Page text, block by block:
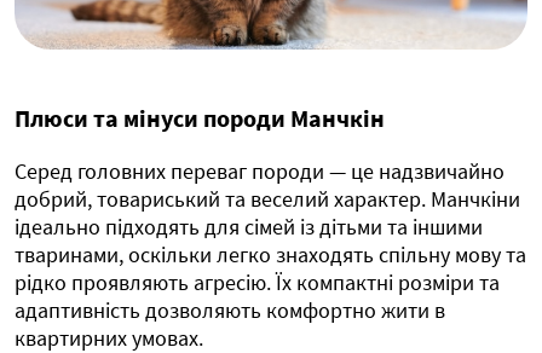
Плюси та мінуси породи Манчкін
Серед головних переваг породи — це надзвичайно
добрий, товариський та веселий характер. Манчкіни
ідеально підходять для сімей із дітьми та іншими
тваринами, оскільки легко знаходять спільну мову та
рідко проявляють агресію. Їх компактні розміри та
адаптивність дозволяють комфортно жити в
квартирних умовах.